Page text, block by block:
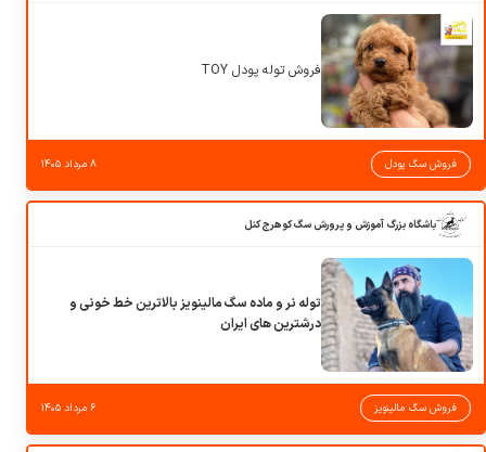
فروش توله پودل TOY
فروش سگ پودل ۸ مرداد ۱۴۰۵
باشگاه بزرگ آموزش و پرورش سگ کوهرج کنل
توله نر و ماده سگ مالینویز بالاترین خط خونی و
درشترین های ایران
فروش سگ مالینویز ۶ مرداد ۱۴۰۵